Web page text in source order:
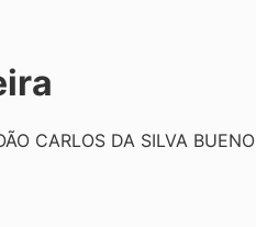
CARLOS DA SILVA BUENO